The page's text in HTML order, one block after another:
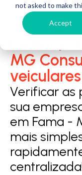
not asked to make
Accept
Detran/
MG
Verificar as
sua
em Fama -
mais